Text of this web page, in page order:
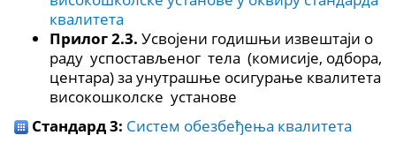
квалитета
Прилог 2.3. Усвојени годишњи извештаји о
раду успостављеног тела (комисије, одбора,
центара) за унутрашње осигурање квалитета
високошколске установе
Стандард 3: Систем обезбеђења квалитета